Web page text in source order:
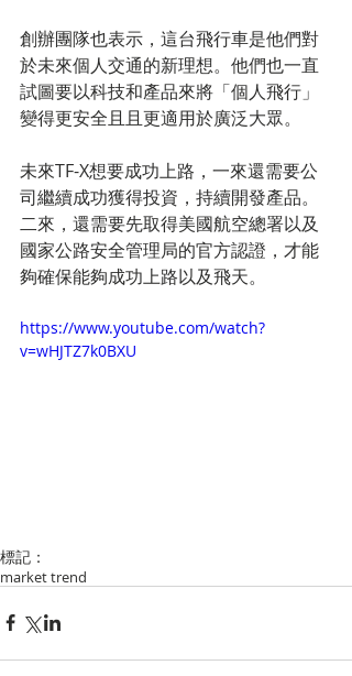
創辦團隊也表示，這台飛行車是他們對
於未來個人交通的新理想。他們也一直
試圖要以科技和產品來將「個人飛行」
變得更安全且且更適用於廣泛大眾。
未來TF-X想要成功上路，一來還需要公
司繼續成功獲得投資，持續開發產品。
二來，還需要先取得美國航空總署以及
國家公路安全管理局的官方認證，才能
夠確保能夠成功上路以及飛天。
https://www.youtube.com/watch?
v=wHJTZ7k0BXU
標記：
market trend